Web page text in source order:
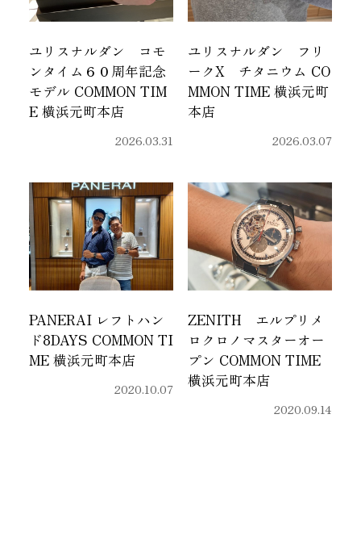
ユリスナルダン コモ
ンタイム６０周年記念
モデル COMMON TIM
E 横浜元町本店
2026.03.31
ユリスナルダン フリ
ークX チタニウム CO
MMON TIME 横浜元町
本店
2026.03.07
PANERAI レフトハン
ド8DAYS COMMON TI
ME 横浜元町本店
2020.10.07
ZENITH エルプリメ
ロクロノマスターオー
プン COMMON TIME
横浜元町本店
2020.09.14